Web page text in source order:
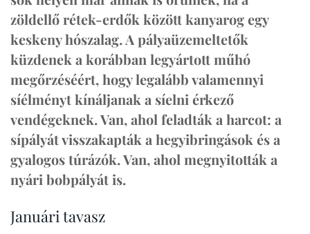
zöldellő rétek-erdők között kanyarog egy
keskeny hószalag. A pályaüzemeltetők
küzdenek a korábban legyártott műhó
megőrzéséért, hogy legalább valamennyi
síélményt kínáljanak a síelni érkező
vendégeknek. Van, ahol feladták a harcot: a
sípályát visszakapták a hegyibringások és a
gyalogos túrázók. Van, ahol megnyitották a
nyári bobpályát is.
Januári tavasz